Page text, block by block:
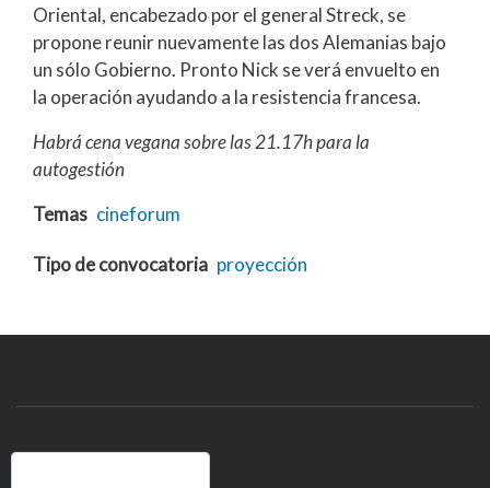
Oriental, encabezado por el general Streck, se
propone reunir nuevamente las dos Alemanias bajo
un sólo Gobierno. Pronto Nick se verá envuelto en
la operación ayudando a la resistencia francesa.
Habrá cena vegana sobre las 21.17h para la
autogestión
Temas cineforum
Tipo de convocatoria proyección
Buscar